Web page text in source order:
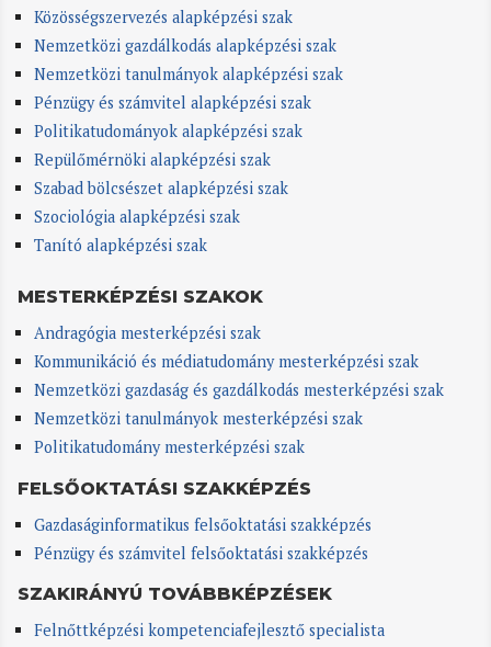
Közösségszervezés alapképzési szak
Nemzetközi gazdálkodás alapképzési szak
Nemzetközi tanulmányok alapképzési szak
Pénzügy és számvitel alapképzési szak
Politikatudományok alapképzési szak
Repülőmérnöki alapképzési szak
Szabad bölcsészet alapképzési szak
Szociológia alapképzési szak
Tanító alapképzési szak
MESTERKÉPZÉSI SZAKOK
Andragógia mesterképzési szak
Kommunikáció és médiatudomány mesterképzési szak
Nemzetközi gazdaság és gazdálkodás mesterképzési szak
Nemzetközi tanulmányok mesterképzési szak
Politikatudomány mesterképzési szak
FELSŐOKTATÁSI SZAKKÉPZÉS
Gazdaságinformatikus felsőoktatási szakképzés
Pénzügy és számvitel felsőoktatási szakképzés
SZAKIRÁNYÚ TOVÁBBKÉPZÉSEK
Felnőttképzési kompetenciafejlesztő specialista